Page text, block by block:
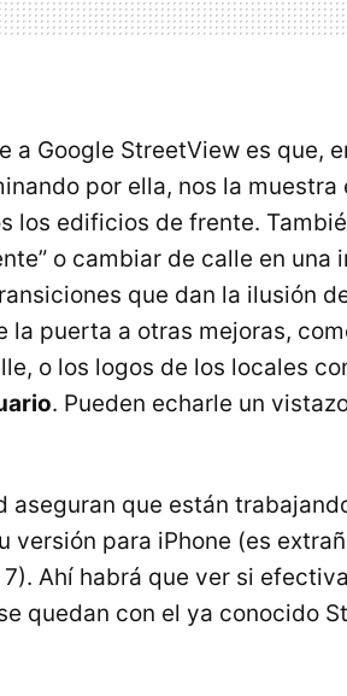
a Google StreetView es que,
por ella, nos la muestra
los edificios de frente.
o cambiar de calle en una
que dan la ilusión
la puerta a otras mejoras,
o los logos de los locales
. Pueden echarle un
aseguran que están
versión para iPhone (es
Ahí habrá que ver si
quedan con el ya conocido